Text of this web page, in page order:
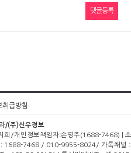
취급방침
/(주)신우정보
희/개인정보책임자:손영주(1688-7468) |
: 1688-7468 / 010-9955-8024/ 카톡채널